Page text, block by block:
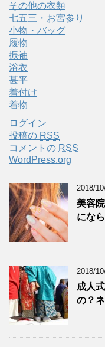
その他の衣類
七五三・お宮参り
小物・バッグ
履物
振袖
浴衣
甚平
着付け
着物
ログイン
投稿の RSS
コメントの RSS
WordPress.org
2018/
美容
にな
2018/
成人
の？